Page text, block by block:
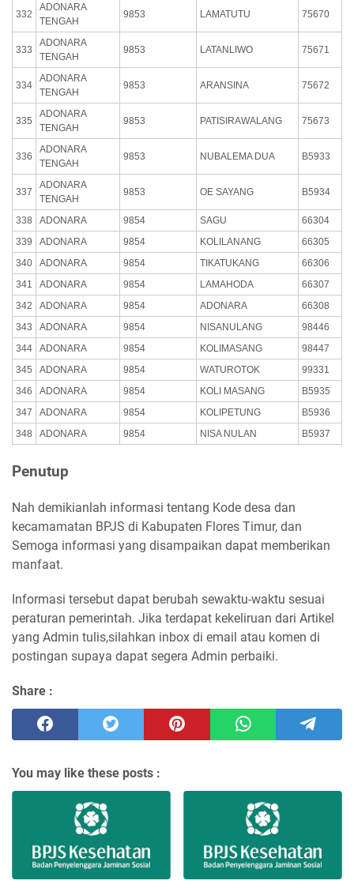
332
ADONARA
TENGAH
9853 LAMATUTU 75670
333
ADONARA
TENGAH
9853 LATANLIWO 75671
334
ADONARA
TENGAH
9853 ARANSINA 75672
335
ADONARA
TENGAH
9853 PATISIRAWALANG 75673
336
ADONARA
TENGAH
9853 NUBALEMA DUA B5933
337
ADONARA
TENGAH
9853 OE SAYANG B5934
338 ADONARA 9854 SAGU
66304
339
ADONARA 9854 KOLILANANG
66305
340
ADONARA 9854 TIKATUKANG
66306
341
ADONARA 9854 LAMAHODA
66307
342
ADONARA 9854 ADONARA
66308
343
ADONARA 9854 NISANULANG
98446
344
ADONARA 9854 KOLIMASANG
98447
345
ADONARA 9854 WATUROTOK
99331
346
ADONARA 9854 KOLI MASANG
B5935
347
ADONARA 9854 KOLIPETUNG
B5936
348
ADONARA 9854 NISA NULAN B5937
Penutup
Nah demikianlah informasi tentang Kode desa dan
kecamamatan BPJS di Kabupaten Flores Timur, dan
Semoga informasi yang disampaikan dapat memberikan
manfaat.
Informasi tersebut dapat berubah sewaktu-waktu sesuai
peraturan pemerintah. Jika terdapat kekeliruan dari Artikel
yang Admin tulis,silahkan inbox di email atau komen di
postingan supaya dapat segera Admin perbaiki.
Share :
You may like these posts :